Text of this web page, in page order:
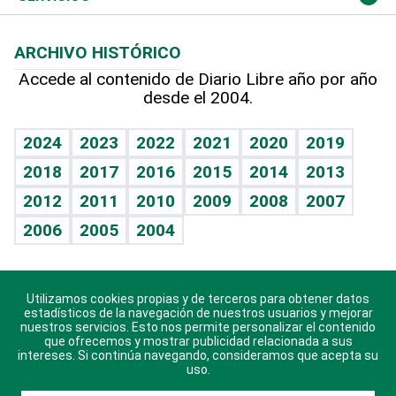
Hablando con el pediatra
Vida y familia
Eñe
Celebrando la vida
Sin complejos
En pocas palabras
Escuchando al corazón
Economía Personal
Línea de hit
TBT Deportivo
Hecho en casa
Guía del dinero
Cumpleaños
Horóscopos
Crucigramas
ARCHIVO HISTÓRICO
Accede al contenido de Diario Libre año por año
desde el 2004.
2024 2023 2022 2021 2020
2019
2018
2017 2016 2015 2014
2013
2012
2011 2010 2009 2008
2007
2006
2005 2004
Descarga nuestras aplicaciones para Android, iOS y
sistema Huawei.
Utilizamos cookies propias y de terceros para obtener datos
estadísticos de la navegación de nuestros usuarios y mejorar
nuestros servicios. Esto nos permite personalizar el contenido
que ofrecemos y mostrar publicidad relacionada a sus
intereses. Si continúa navegando, consideramos que acepta su
uso.